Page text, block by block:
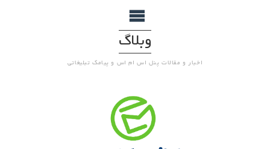
وبلاگ
اخبار و مقالات پنل اس ام اس و پیامک تبلیغاتی